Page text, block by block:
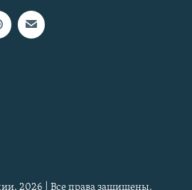
2026 | Все права защищены.